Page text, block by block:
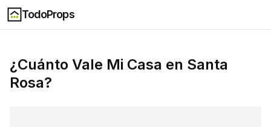
TodoProps
¿Cuánto Vale Mi Casa en Santa
Rosa?